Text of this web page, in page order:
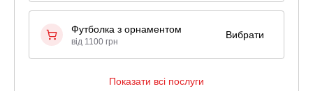
Футболка з орнаментом
від 1100 грн
Вибрати
Показати всі послуги